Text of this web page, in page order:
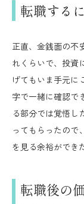
転職する
正直、金銭面の不
れくらいで、投資
げてもいま手元に
字で一緒に確認で
る部分では覚悟し
ってもらったので
を見る余裕ができ
転職後の